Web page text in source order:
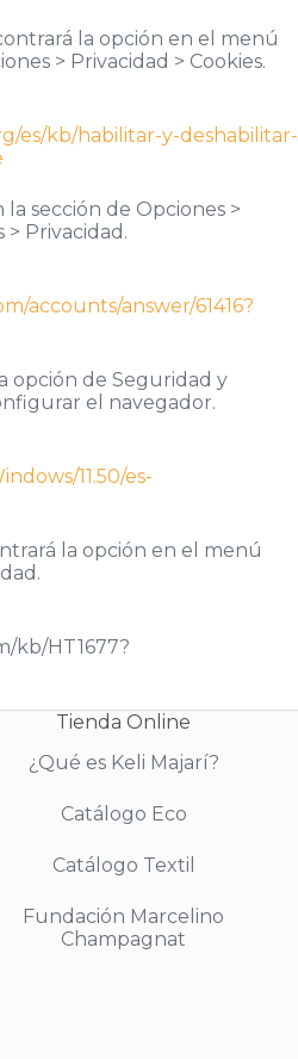
la opción en el menú
> Privacidad > Cookies.
es/kb/habilitar-y-deshabilitar-
sección de Opciones >
> Privacidad.
accounts/answer/61416?
opción de Seguridad y
el navegador.
11.50/es-
la opción en el menú
kb/HT1677?
Tienda Online
¿Qué es Keli Majarí?
Catálogo Eco
Catálogo Textil
Fundación Marcelino
Champagnat